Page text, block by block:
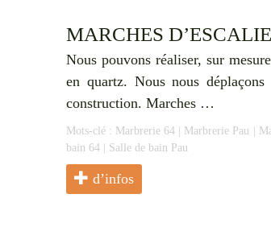
MARCHES
Nous pouvons réaliser, sur
en quartz. Nous nous
construction. Marches …
Mots-clé : Marbrerie 64 | Marbrerie Pau |
bain 64 | Salle de bain Pau
d’infos